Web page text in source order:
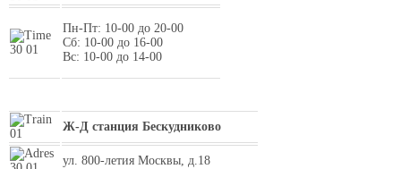
Пн-Пт: 10-00 до 20-00
Сб: 10-00 до 16-00
Вс: 10-00 до 14-00
Ж-Д станция Бескудниково
ул. 800-летия Москвы, д.18